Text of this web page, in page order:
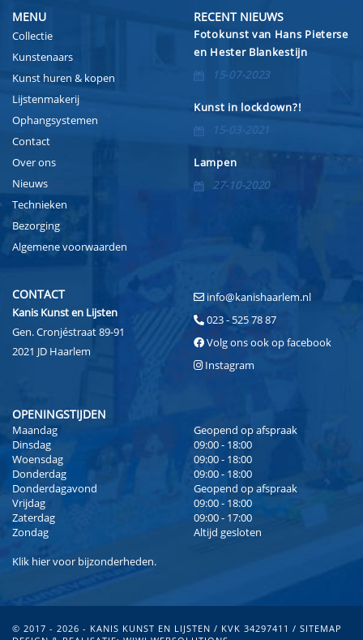
MENU
Collectie
Kunstenaars
Kunst huren & kopen
Lijstenmakerij
Ophangsystemen
Contact
Over ons
Nieuws
Technieken
Bezorging
Algemene voorwaarden
RECENT NIEUWS
Fotokunst van Hans Pieterse
en Hester Blankestijn
15-07-2023
Kunst in lockdown?!
15-03-2021
Lampen
27-10-2020
CONTACT
Kanis Kunst en Lijsten
Gen. Cronjéstraat 89-91
2021 JD Haarlem
info@kanishaarlem.nl
023 - 525 78 87
Volg ons ook op facebook
Instagram
OPENINGSTIJDEN
Maandag
Geopend op afspraak
Dinsdag
09:00 - 18:00
Woensdag
09:00 - 18:00
Donderdag
09:00 - 18:00
Donderdagavond
Geopend op afspraak
Vrijdag
09:00 - 18:00
Zaterdag
09:00 - 17:00
Zondag
Altijd gesloten
Klik hiervoor bijzonderheden.
© 2017 - 2026 - KANIS KUNST EN LIJSTEN / KVK 34297411 / SITEMAP